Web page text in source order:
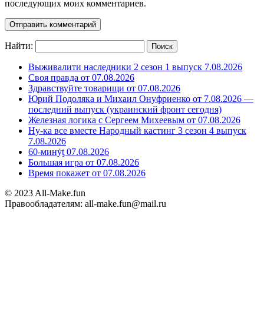
последующих моих комментариев.
Найти:
Выживалити наследники 2 сезон 1 выпуск 7.08.2026
Своя правда от 07.08.2026
Здравствуйте товарищи от 07.08.2026
Юрий Подоляка и Михаил Онуфриенко от 7.08.2026 —
последний выпуск (украинский фронт сегодня)
Железная логика с Сергеем Михеевым от 07.08.2026
Ну-ка все вместе Народный кастинг 3 сезон 4 выпуск
7.08.2026
60-минẏƫ 07.08.2026
Большая игра от 07.08.2026
Время покажет от 07.08.2026
© 2023 All-Make.fun
Правообладателям: all-make.fun@mail.ru